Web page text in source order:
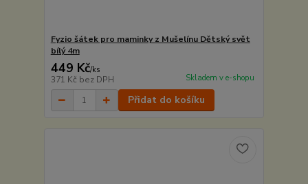
Fyzio šátek pro maminky z Mušelínu Dětský svět
bílý 4m
449 Kč/ks
371 Kč bez DPH Skladem v e-shopu
Přidat do košíku